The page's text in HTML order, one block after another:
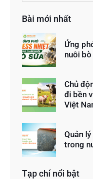
Bài mới nhất
Ứng
nuôi
Chủ
đi bền
Việt
Quản
trong
Tạp chí nổi bật